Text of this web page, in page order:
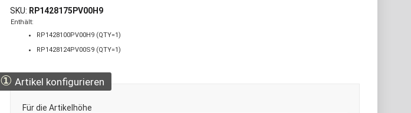
SKU RP1428175PV00H9
Enthält:
RP1428100PV00H9 (QTY=1)
RP1428124PV00S9 (QTY=1)
① Artikel konfigurieren
Für die Artikelhöhe